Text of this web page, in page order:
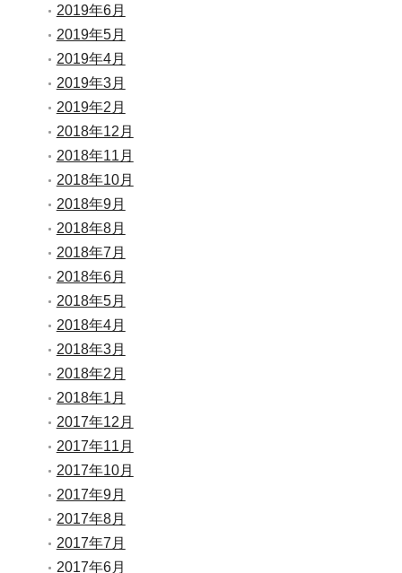
2019年6月
2019年5月
2019年4月
2019年3月
2019年2月
2018年12月
2018年11月
2018年10月
2018年9月
2018年8月
2018年7月
2018年6月
2018年5月
2018年4月
2018年3月
2018年2月
2018年1月
2017年12月
2017年11月
2017年10月
2017年9月
2017年8月
2017年7月
2017年6月